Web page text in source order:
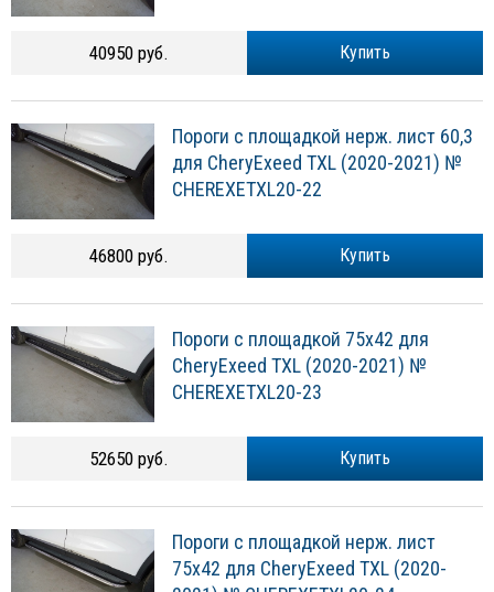
Купить
40950 руб.
Пороги с площадкой нерж. лист 60,3
для CheryExeed TXL (2020-2021) №
CHEREXETXL20-22
Купить
46800 руб.
Пороги с площадкой 75х42 для
CheryExeed TXL (2020-2021) №
CHEREXETXL20-23
Купить
52650 руб.
Пороги с площадкой нерж. лист
75х42 для CheryExeed TXL (2020-